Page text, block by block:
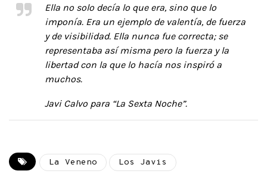
Ella no solo decía lo que era, sino que lo
imponía. Era un ejemplo de valentía, de fuerza
y de visibilidad. Ella nunca fue correcta; se
representaba así misma pero la fuerza y la
libertad con la que lo hacía nos inspiró a
muchos.
Javi Calvo para “La Sexta Noche”.
La Veneno Los Javis